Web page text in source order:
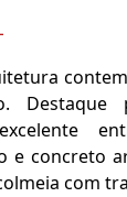
Destaque
e concreto
com